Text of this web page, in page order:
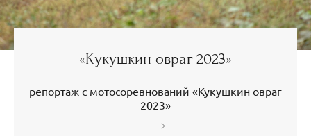
«Кукушкин овраг 2023»
репортаж с мотосоревнований «Кукушкин овраг
2023»